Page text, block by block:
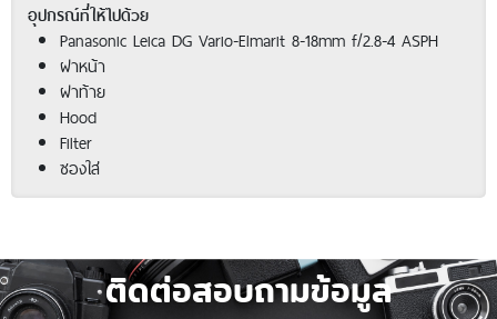
อุปกรณ์ที่ให้ไปด้วย
Panasonic Leica DG Vario-Elmarit 8-18mm f/2.8-4 ASPH
ฝาหน้า
ฝาท้าย
Hood
Filter
ซองใส่
ติดต่อสอบถามข้อมูล